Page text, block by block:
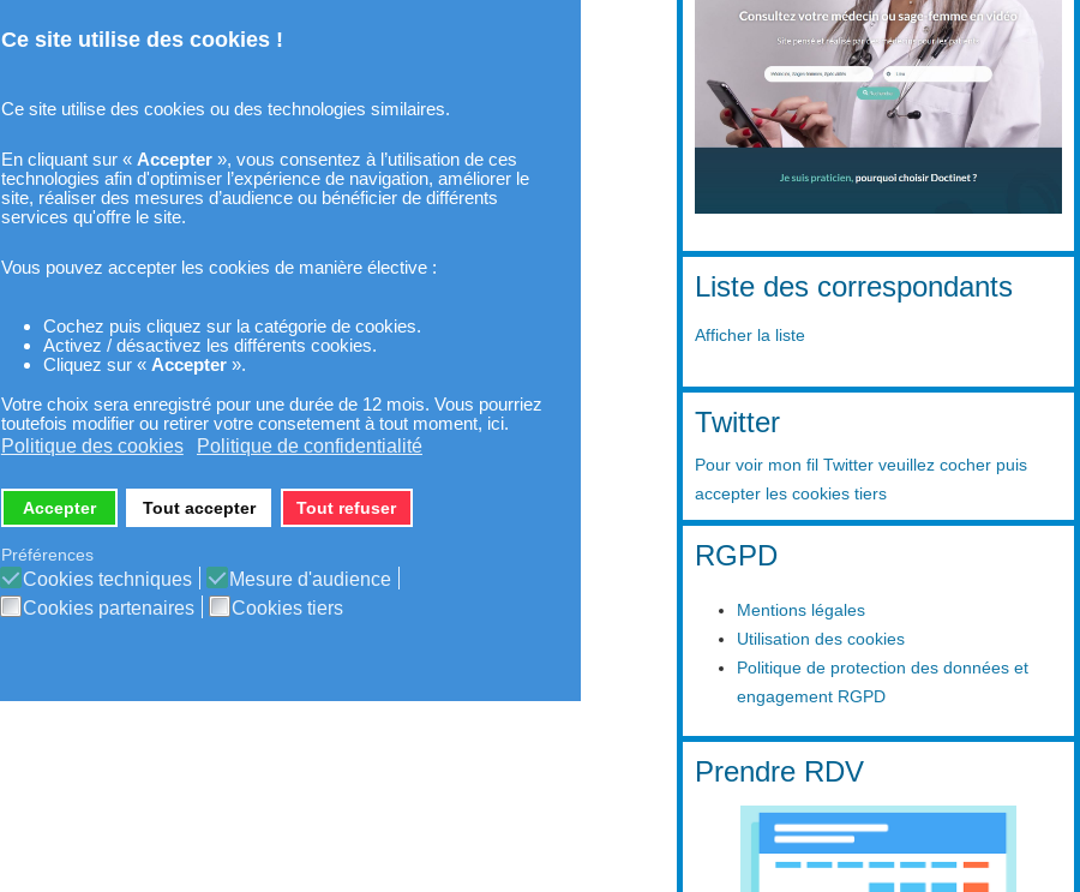
Ce site utilise des cookies !
Ce site utilise des cookies ou des technologies similaires.
En cliquant sur « Accepter», vous consentez à l’utilisation de ces
technologies afin d'optimiser l’expérience de navigation, améliorer le
site, réaliser des mesures d’audience ou bénéficier de différents
services qu'offre le site.
Vous pouvez accepter les cookies de manière élective :
Cochez puis cliquez sur la catégorie de cookies.
Activez / désactivez les différents cookies.
Cliquez sur « Accepter».
Votre choix sera enregistré pour une durée de 12 mois. Vous pourriez
toutefois modifier ou retirer votre consetement à tout moment, ici.
Politique des cookies Politique de confidentialité
Accepter Tout accepter Tout refuser
Préférences
Cookies techniques
Mesure d'audience
Cookies partenaires
Cookies tiers
Liste des correspondants
Afficher la liste
Twitter
Pour voir mon fil Twitter veuillez cocher puis
accepter les cookies tiers
RGPD
Mentions légales
Utilisation des cookies
Politique de protection des données et
engagement RGPD
Prendre RDV